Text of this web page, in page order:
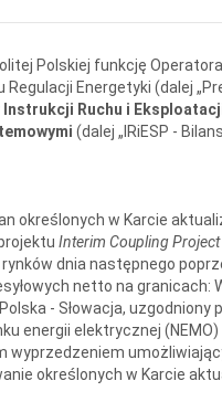
Polskiej funkcję
Energetyki (dalej
Instrukcji Ruchu i
(dalej „IRiESP -
określonych w Karcie
Interim Coupling Project
dnia następnego
netto na granicach:
- Słowacja, uzgodniony
energii elektrycznej
wyprzedzeniem
określonych w Karcie